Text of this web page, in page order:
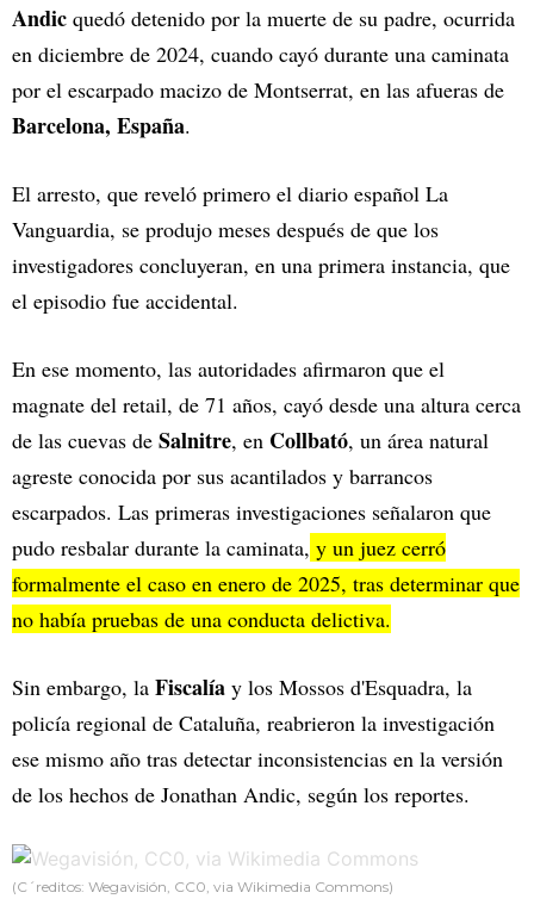
Andic quedó detenido por la muerte de su padre, ocurrida
en diciembre de 2024, cuando cayó durante una caminata
por el escarpado macizo de Montserrat, en las afueras de
Barcelona, España.
El arresto, que reveló primero el diario español La
Vanguardia, se produjo meses después de que los
investigadores concluyeran, en una primera instancia, que
el episodio fue accidental.
En ese momento, las autoridades afirmaron que el
magnate del retail, de 71 años, cayó desde una altura cerca
de las cuevas de Salnitre, en Collbató, un área natural
agreste conocida por sus acantilados y barrancos
escarpados. Las primeras investigaciones señalaron que
pudo resbalar durante la caminata, y un juez cerró
formalmente el caso en enero de 2025, tras determinar que
no había pruebas de una conducta delictiva.
Sin embargo, la Fiscalía y los Mossos d'Esquadra, la
policía regional de Cataluña, reabrieron la investigación
ese mismo año tras detectar inconsistencias en la versión
de los hechos de Jonathan Andic, según los reportes.
(C´reditos: Wegavisión, CC0, via Wikimedia Commons)